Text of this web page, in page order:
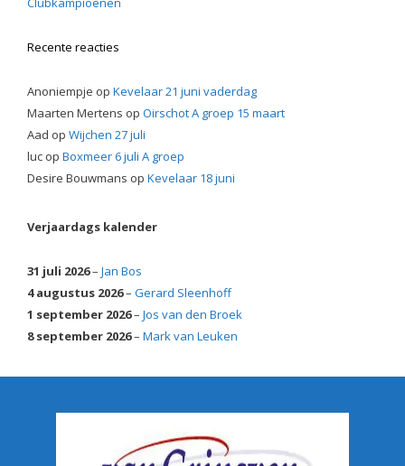
Recente reacties
Anoniempje op Kevelaar 21 juni vaderdag
Maarten Mertens op Oirschot A groep 15 maart
Aad op Wijchen 27 juli
luc op Boxmeer 6 juli A groep
Desire Bouwmans op Kevelaar 18 juni
Verjaardags kalender
31 juli 2026– Jan Bos
4 augustus 2026– Gerard Sleenhoff
1 september 2026– Jos van den Broek
8 september 2026– Mark van Leuken